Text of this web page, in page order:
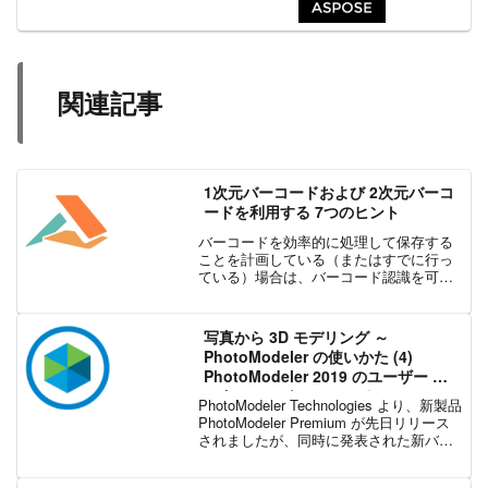
関連記事
1次元バーコードおよび 2次元バーコ
ードを利用する 7つのヒント
バーコードを効率的に処理して保存する
ことを計画している（またはすでに行っ
ている）場合は、バーコード認識を可能
2D のバーコードを使用しているかどうか
にかかわらず、...
写真から 3D モデリング ～
PhotoModeler の使いかた (4)
PhotoModeler 2019 のユーザー イ
ンターフェイスについて
PhotoModeler Technologies より、新製品
PhotoModeler Premium が先日リリース
されましたが、同時に発表された新バー